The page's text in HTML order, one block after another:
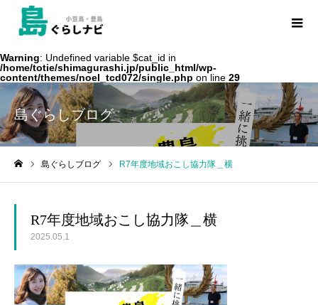
Warning: Undefined variable $cat_id in
/home/totie/shimagurashi.jp/public_html/wp-
content/themes/noel_tcd072/single.php on line 29
島ぐらしブログ
島ぐらしブログ R7年度地域おこし協力隊＿横
R7年度地域おこし協力隊＿横
2025.05.1